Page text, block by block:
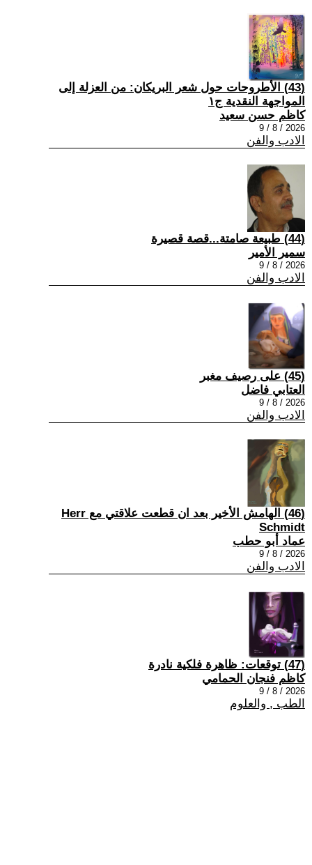
(43) الأطروحات حول شعر البريكان: من العزلة إلى
المواجهة النقدية ج١
كاظم حسن سعيد
2026 / 8 / 9
الادب والفن
(44) طبيعة صامتة...قصة قصيرة
سمير الأمير
2026 / 8 / 9
الادب والفن
(45) على رصيف مغبر
العتابي فاضل
2026 / 8 / 9
الادب والفن
(46) الهامش الأخير بعد ان قطعت علاقتي مع Herr
Schmidt
عماد أبو حطب
2026 / 8 / 9
الادب والفن
(47) توقعات: ظاهرة فلكية نادرة
كاظم فنجان الحمامي
2026 / 8 / 9
الطب , والعلوم